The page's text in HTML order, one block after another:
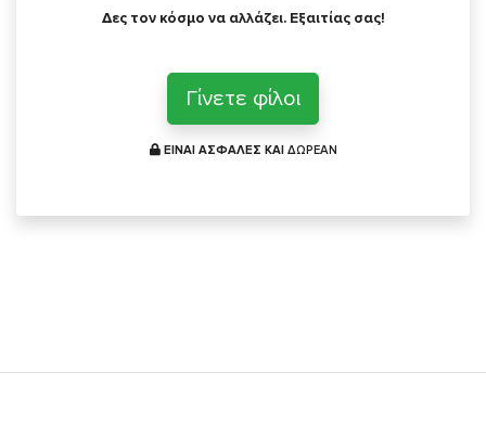
Δες τον κόσμο να αλλάζει. Εξαιτίας σας!
Γίνετε φίλοι
ΕΙΝΑΙ ΑΣΦΑΛΕΣ ΚΑΙ ΔΩΡΕΑΝ